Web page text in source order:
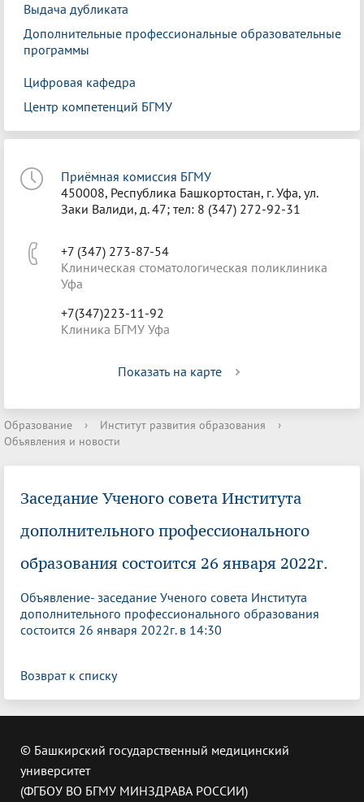
Выдача дубликата
Дополнительные профессиональные образовательные
программы
Цифровая кафедра
Центр компетенций БГМУ
Приёмная комиссия БГМУ
450008, Республика Башкортостан, г. Уфа, ул.
Заки Валиди, д. 47; тел: 8 (347) 272-92-31
+7 (347) 273-87-54
Клиническая стоматологическая поликлиника
Уфа
+7(347)223-11-92
Клиника БГМУ Уфа
Показать на карте
Образование › Институт развития образования
›
Объявления и новости
Заседание Ученого совета Института
дополнительного профессионального
образования состоится 26 января 2022г.
Объявление- заседание Ученого совета Института
дополнительного профессионального образования
состоится 26 января 2022г. в 14:30
Возврат к списку
© Башкирский государственный медицинский
университет
(ФГБОУ ВО БГМУ МИНЗДРАВА РОССИИ)